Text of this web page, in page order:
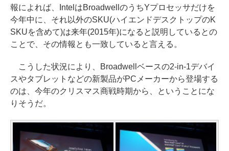
報によれば、IntelはBroadwellのうちYプロセッサだけを
今年中に、それ以外のSKU(ハイエンドデスクトップのK
SKUを含めて)は来年(2015年)になると説明しているとの
ことで、その情報とも一致していると言える。
こうした状況により、Broadwellベースの2-in-1デバイ
スやタブレットなどの新製品がPCメーカーから登場する
のは、今年のクリスマス商戦時期から、ということにな
りそうだ。